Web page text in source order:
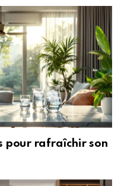
pour rafraîchir son